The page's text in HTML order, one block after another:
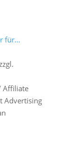
für...
Affiliate
Advertising